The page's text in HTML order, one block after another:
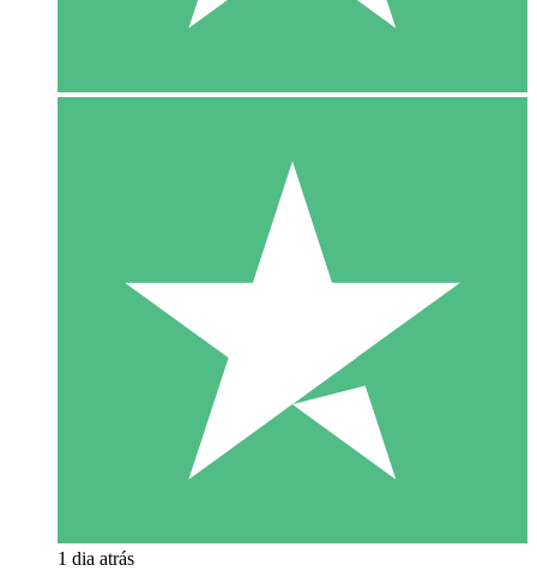
1 dia atrás